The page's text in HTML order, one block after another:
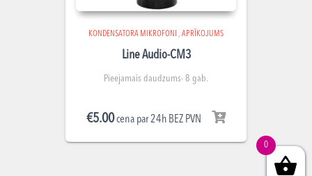
KONDENSATORA MIKROFONI , APRĪKOJUMS
Line Audio-CM3
Pieejamais daudzums- 8 gab.
€5.00cena par 24h BEZ PVN
0